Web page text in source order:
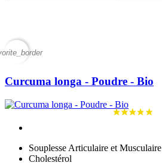
Curcuma longa - Poudre - Bio
Souplesse Articulaire et Musculaire
Cholestérol